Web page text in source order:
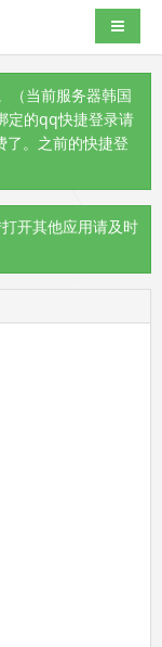
导航切
（当前服务器韩国
定的qq快捷登录请
。之前的快捷登
开其他应用请及时